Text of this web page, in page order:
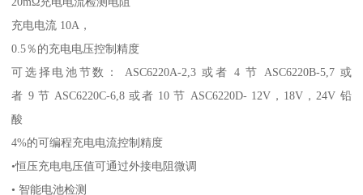
充电电流 10A，
0.5％的充电电压控制精度
可选择电池节数： ASC6220A-2,3 或者 4 节 ASC6220B-5,7 或
者 9 节 ASC6220C-6,8 或者 10 节 ASC6220D- 12V，18V，24V 铅
酸
4%的可编程充电电流控制精度
•恒压充电电压值可通过外接电阻微调
• 智能电池检测